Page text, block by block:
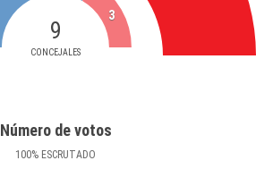
9
CONCEJALES
3
Número de votos
100% ESCRUTADO